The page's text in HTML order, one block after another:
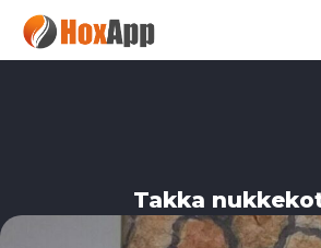
Takka